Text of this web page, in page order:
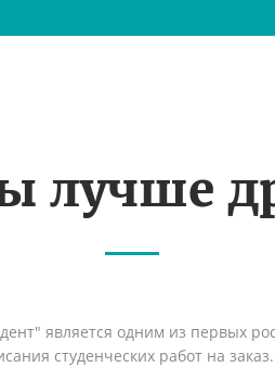
лучше
является одним из первых
студенческих работ на